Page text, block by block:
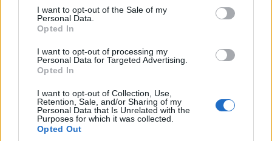
consent section.
I want to opt-out of the Sale of my
Personal Data.
Opted In
I want to opt-out of processing my
Personal Data for Targeted Advertising.
Opted In
I want to opt-out of Collection, Use,
Retention, Sale, and/or Sharing of my
Personal Data that Is Unrelated with the
Purposes for which it was collected.
Opted Out
Άποψη από το Σταυρίν της Χαλδίας. Διακρίνεται τμήμα της
ενορίας Μονοβάντων, στο βάθος η κορυφή του όρους
Θήχης και κάτω δεξιά η Ασσερίειος Σχολή (πηγή:
Επιτροπή Ποντιακών Μελετών)